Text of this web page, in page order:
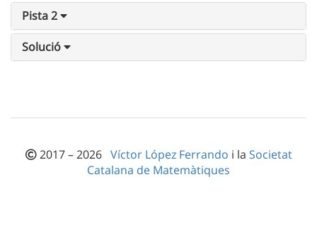
Pista 2
Solució
2017 – 2026 Víctor López Ferrando i la Societat
Catalana de Matemàtiques